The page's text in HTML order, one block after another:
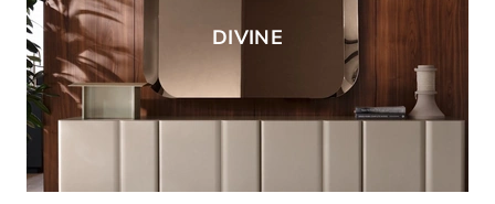
DIVINE